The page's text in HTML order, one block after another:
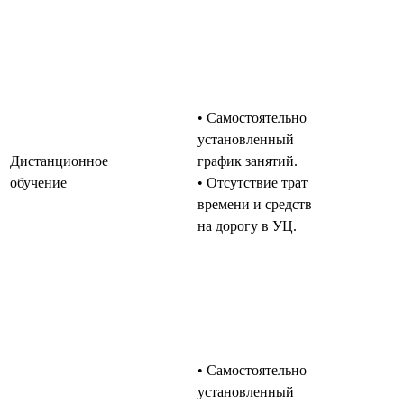
Дистанционное
обучение
• Самостоятельно
установленный
график занятий.
• Отсутствие трат
времени и средств
на дорогу в УЦ.
• Самостоятельно
установленный